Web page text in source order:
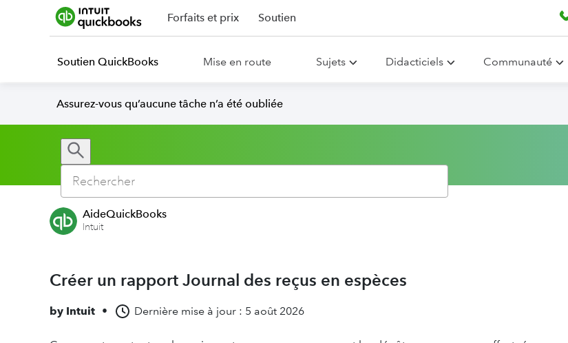
Forfaits et prix Soutien
Soutien QuickBooks Mise en route Sujets Didacticiels Communauté
Assurez-vous qu’aucune tâche n’a été oubliée
AideQuickBooks
Intuit
Créer un rapport Journal des reçus en espèces
by Intuit • Dernière mise à jour : 5 août 2026